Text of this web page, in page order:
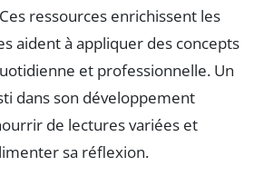
ressources enrichissent les
aident à appliquer des concepts
et professionnelle. Un
dans son développement
de lectures variées et
sa réflexion.